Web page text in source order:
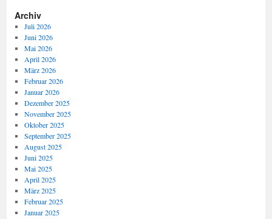
Archiv
Juli 2026
Juni 2026
Mai 2026
April 2026
März 2026
Februar 2026
Januar 2026
Dezember 2025
November 2025
Oktober 2025
September 2025
August 2025
Juni 2025
Mai 2025
April 2025
März 2025
Februar 2025
Januar 2025